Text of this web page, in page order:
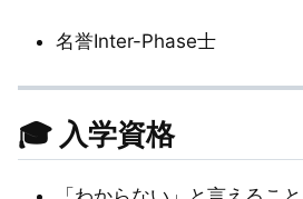
名誉Inter-Phase士
🎓 入学資格